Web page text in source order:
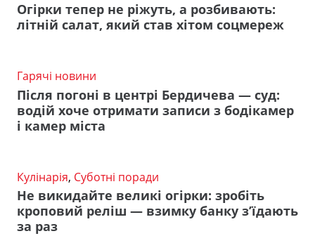
Огірки тепер не ріжуть, а розбивають:
літній салат, який став хітом соцмереж
Гарячі новини
Після погоні в центрі Бердичева — суд:
водій хоче отримати записи з бодікамер
і камер міста
Кулінарія, Суботні поради
Не викидайте великі огірки: зробіть
кроповий реліш — взимку банку з’їдають
за раз